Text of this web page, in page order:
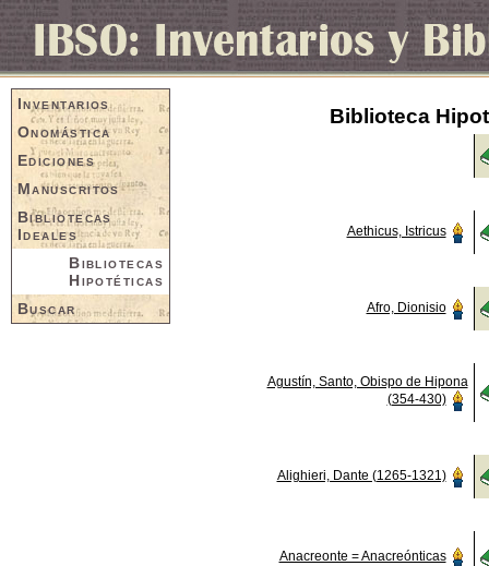
Inventarios
Onomástica
Ediciones
Manuscritos
Bibliotecas
Ideales
Bibliotecas
Hipotéticas
Buscar
Biblioteca
Aethicus, Istricus
Afro, Dionisio
Agustín, Santo, Obispo de Hipona
(354-430)
Alighieri, Dante (1265-1321)
Anacreonte = Anacreónticas